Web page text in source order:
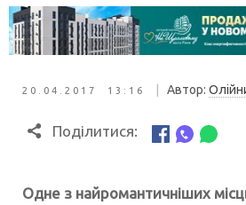
20.04.2017 13:16 Автор:
Поділитися:
Одне з найромантичніших